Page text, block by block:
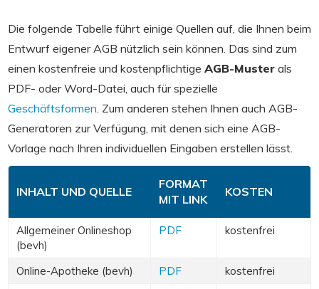
Die folgende Tabelle führt einige Quellen auf, die Ihnen beim
Entwurf eigener AGB nützlich sein können. Das sind zum
einen kostenfreie und kostenpflichtige AGB-Muster als
PDF- oder Word-Datei, auch für spezielle
Geschäftsformen . Zum anderen stehen Ihnen auch AGB-
Generatoren zur Verfügung, mit denen sich eine AGB-
Vorlage nach Ihren individuellen Eingaben erstellen lässt.
INHALT UND QUELLE
FORMAT
MIT LINK
KOSTEN
Allgemeiner Onlineshop
(bevh)
PDF kostenfrei
Online-Apotheke (bevh) PDF
kostenfrei